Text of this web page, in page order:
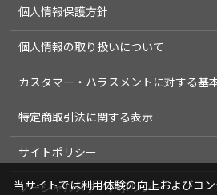
個人情報保護方針
個人情報の取り扱いについて
カスタマー・ハラスメントに対する基
特定商取引法に関する表示
サイトポリシー
ソーシャルメディアポリシー
当サイトでは利用体験の向上およびコ